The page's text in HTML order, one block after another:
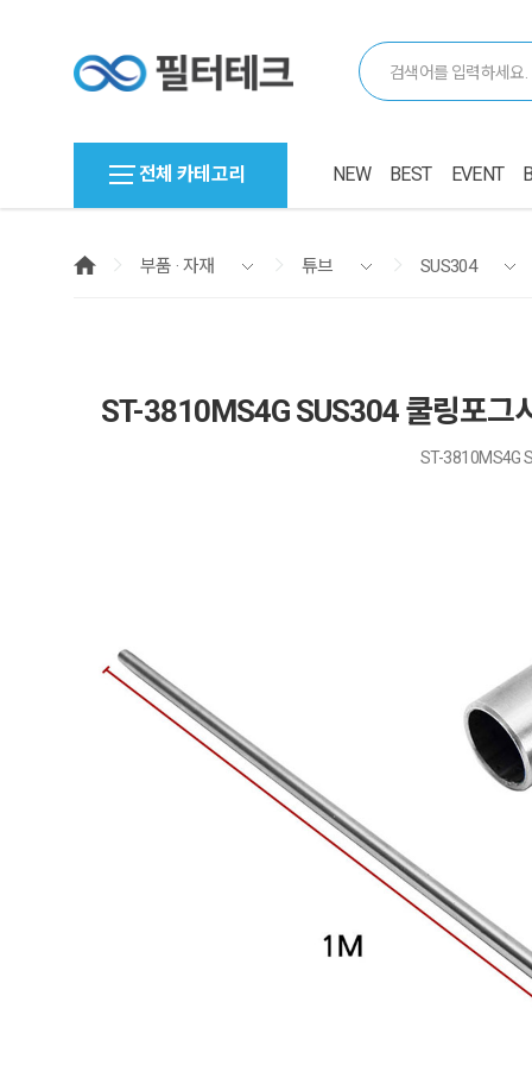
전체 카테고리 NEW BEST EVENT
부품 · 자재 튜브 SUS304
ST-3810MS4G SUS304 쿨링포
ST-3810MS4G